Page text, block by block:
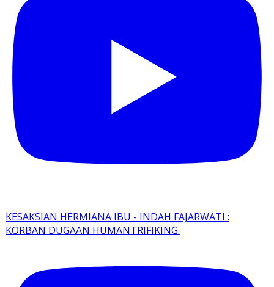
KESAKSIAN HERMIANA IBU - INDAH FAJARWATI :
KORBAN DUGAAN HUMANTRIFIKING.